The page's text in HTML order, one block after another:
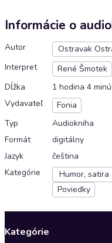
Informácie o
Autor
Ostravak
Interpret
René Šmotek
Dĺžka
1 hodina 4
Vydavateľ
Fonia
Typ
Audiokniha
Formát
digitálny
Jazyk
čeština
Kategórie
Humor, satira
Poviedky
Kategórie